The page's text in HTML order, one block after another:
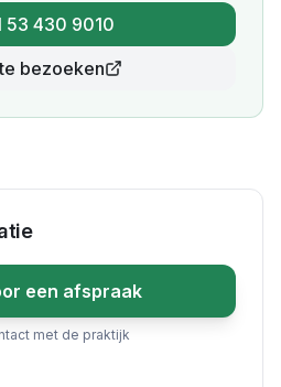
53 430 9010
bezoeken
een afspraak
met de praktijk